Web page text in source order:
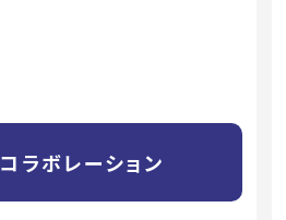
ラボレーション